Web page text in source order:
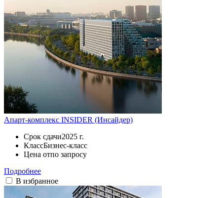
Апарт-комплекс INSIDER (Инсайдер)
Срок сдачи2025 г.
КлассБизнес-класс
Цена отпо запросу
Подробнее
В избранное